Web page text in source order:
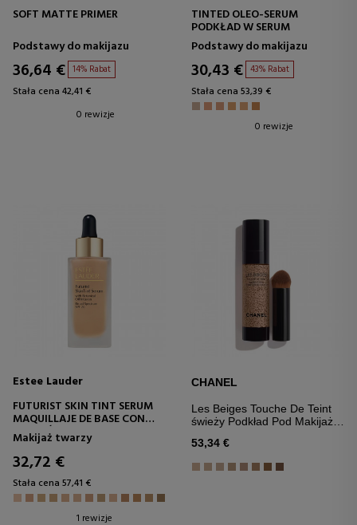
SOFT MATTE PRIMER
Podstawy do makijazu
36,64 € 14% Rabat
Stała cena 42,41 €
0 rewizje
TINTED OLEO-SERUM
PODKŁAD W SERUM
Podstawy do makijazu
30,43 € 43% Rabat
Stała cena 53,39 €
0 rewizje
Estee Lauder
FUTURIST SKIN TINT SERUM
MAQUILLAJE DE BASE CON
INFUSIÓN DE ACEITE
BOTÁNICO SPF 20
Makijaż twarzy
32,72 €
Stała cena 57,41 €
1 rewizje
CHANEL
Les Beiges Touche De Teint
świeży Podkład Pod Makijaż Z
53,34 €